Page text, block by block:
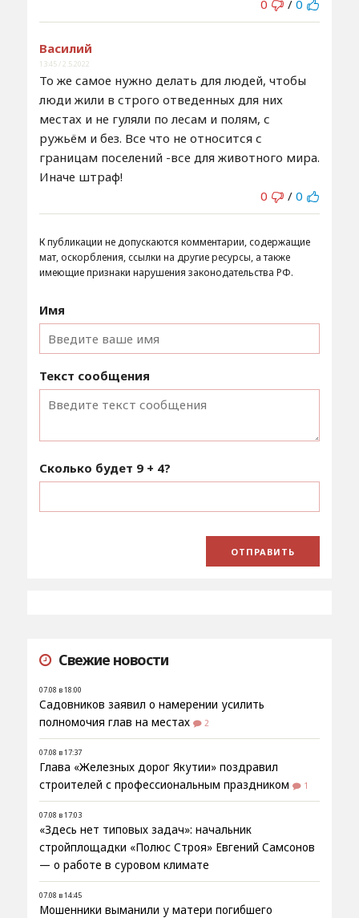
0 / 0
Василий
13:45 / 2.5.2022
То же самое нужно делать для людей, чтобы
люди жили в строго отведенных для них
местах и не гуляли по лесам и полям, с
ружьём и без. Все что не относится с
границам поселений -все для животного мира.
Иначе штраф!
0
/ 0
К публикации не допускаются комментарии, содержащие
мат, оскорбления, ссылки на другие ресурсы, а также
имеющие признаки нарушения законодательства РФ.
Имя
Текст сообщения
Сколько будет 9 + 4?
Свежие новости
07.08 в 18:00
Садовников заявил о намерении усилить
полномочия глав на местах
2
07.08 в 17:37
Глава «Железных дорог Якутии» поздравил
строителей с профессиональным праздником
1
07.08 в 17:03
«Здесь нет типовых задач»: начальник
стройплощадки «Полюс Строя» Евгений Самсонов
— о работе в суровом климате
07.08 в 14:45
Мошенники выманили у матери погибшего